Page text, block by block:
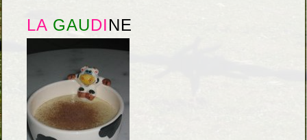
LA GAUDINE